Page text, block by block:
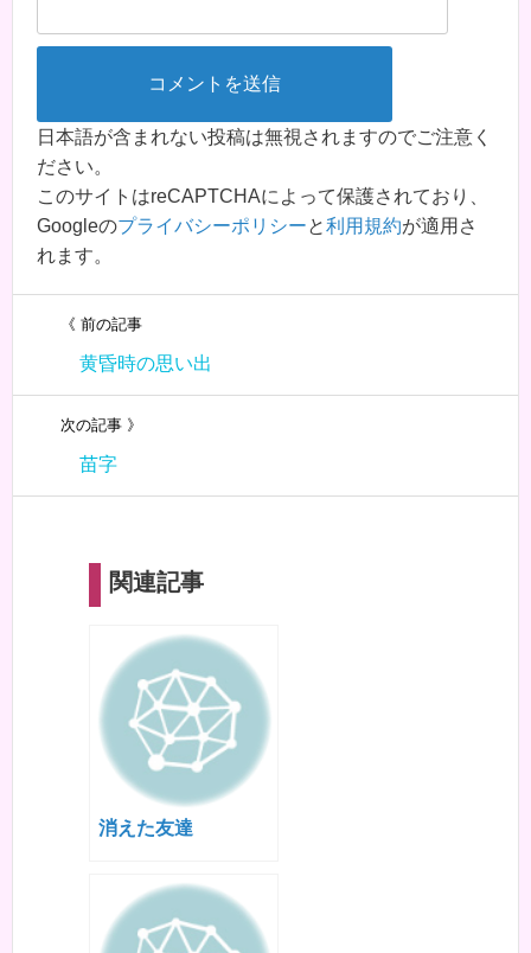
日本語が含まれない投稿は無視されますのでご注意く
ださい。
このサイトはreCAPTCHAによって保護されており、
Googleのプライバシーポリシーと利用規約が適用さ
れます。
《 前の記事
黄昏時の思い出
次の記事 》
苗字
関連記事
消えた友達